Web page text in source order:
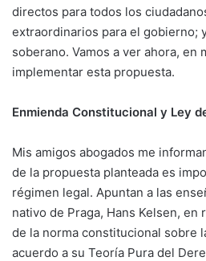
directos para todos los
extraordinarios para el gobierno;
soberano. Vamos a ver ahora, en
implementar esta propuesta.
Enmienda Constitucional y Ley
Mis amigos abogados me
de la propuesta planteada es
régimen legal. Apuntan a las
nativo de Praga, Hans Kelsen, en
de la norma constitucional sobre
acuerdo a su Teoría Pura del